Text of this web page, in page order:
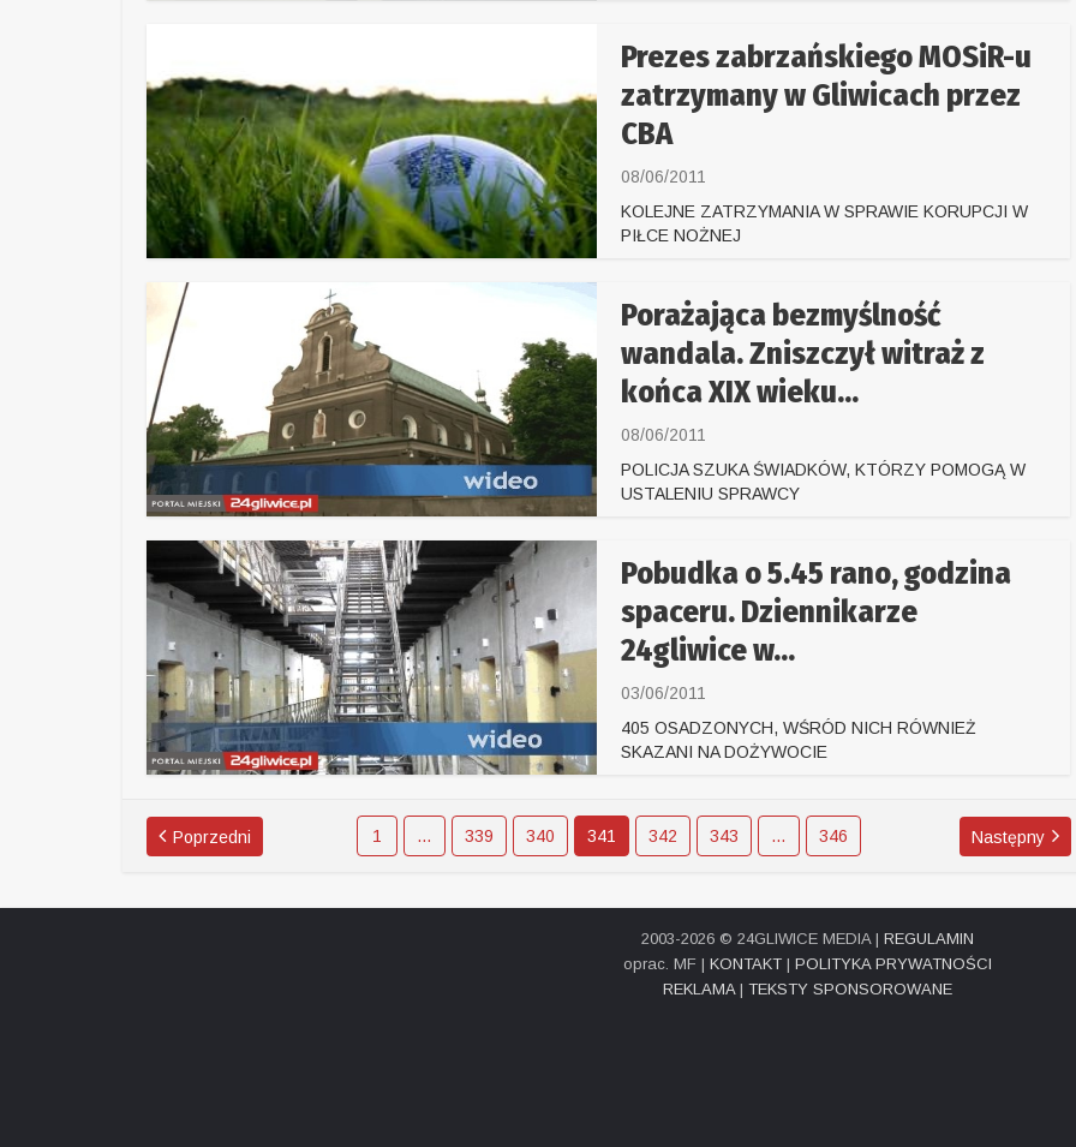
Prezes zabrzańskiego MOSiR-u
zatrzymany w Gliwicach przez
CBA
08/06/2011
KOLEJNE ZATRZYMANIA W SPRAWIE KORUPCJI W
PIŁCE NOŻNEJ
Porażająca bezmyślność
wandala. Zniszczył witraż z
końca XIX wieku...
08/06/2011
POLICJA SZUKA ŚWIADKÓW, KTÓRZY POMOGĄ W
USTALENIU SPRAWCY
Pobudka o 5.45 rano, godzina
spaceru. Dziennikarze
24gliwice w...
03/06/2011
405 OSADZONYCH, WŚRÓD NICH RÓWNIEŻ
SKAZANI NA DOŻYWOCIE
Poprzedni 1 … 339 340 341 342 343 … 346 Następny
2003-2026 © 24GLIWICE MEDIA | REGULAMIN
oprac. MF | KONTAKT| POLITYKA PRYWATNOŚCI
REKLAMA| TEKSTY SPONSOROWANE